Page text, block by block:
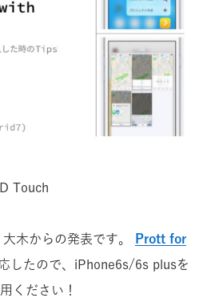
Touch
木からの発表です。
Prott for
したので、iPhone6s/6s plusを
ください！